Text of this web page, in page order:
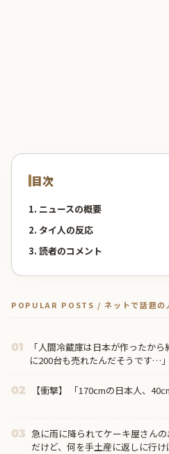
目次
1. ニュースの概要
2. タイ人の反応
3. 読者のコメント
POPULAR POSTS / ネットで話題の
01
「人間冷蔵庫は日本が作ったか
に200台も売れたんだそうです…」
02 【衝撃】 「170cmの日本人
03 急に雨に降られてケーキ屋さん
だけど、何を手土産に返しに行